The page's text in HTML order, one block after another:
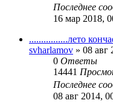
Последнее
16 мар 2018,
................лето
svharlamov » 08 авг
0 Ответы
14441
Последнее
08 авг 2014,